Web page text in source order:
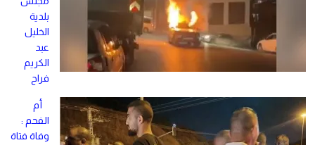
بلدية
الخليل
عبد
الكريم
فراح
أم
الفحم :
وفاة فتاة